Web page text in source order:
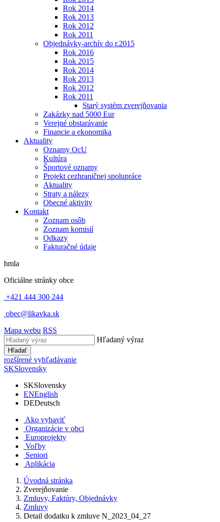
Rok 2014
Rok 2013
Rok 2012
Rok 2011
Objednávky-archív do r.2015
Rok 2016
Rok 2015
Rok 2014
Rok 2013
Rok 2012
Rok 2011
Starý systém zverejňovania
Zakázky nad 5000 Eur
Verejné obstarávanie
Financie a ekonomika
Aktuality
Oznamy OcU
Kultúra
Športové oznamy
Projekt cezhraničnej spolupráce
Aktuality
Straty a nálezy
Obecné aktivity
Kontakt
Zoznam osôb
Zoznam komisií
Odkazy
Fakturačné údaje
hmla
Oficiálne stránky obce
+421 444 300 244
obec@likavka.sk
Mapa webu RSS
Hľadaný výraz
Hľadať
rozšírené vyhľadávanie
SKSlovensky
SKSlovensky
ENEnglish
DEDeutsch
Ako vybaviť
Organizácie v obci
Europrojekty
Voľby
Seniori
Aplikácia
Úvodná stránka
Zverejňovanie
Zmluvy, Faktúry, Objednávky
Zmluvy
Detail dodatku k zmluve N_2023_04_27